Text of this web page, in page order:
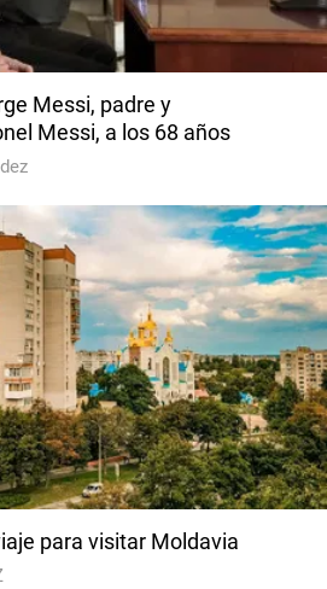
Messi, padre y
Messi, a los 68 años
para visitar Moldavia